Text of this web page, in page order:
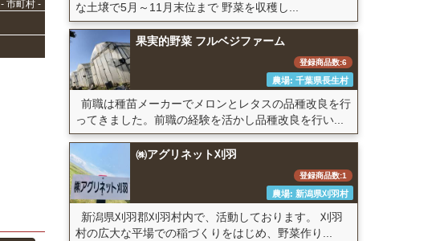
- 市町村 -
な土壌で5月～11月末位まで 野菜を収穫し...
果実的野菜 フルベジファーム
登録商品数:6
農場: 千葉県長生村
前職は種苗メーカーでメロンとレタスの品種改良を行
ってきました。前職の経験を活かし品種改良を行い...
㈱アグリネット刈羽
登録商品数:1
農場: 新潟県刈羽村
新潟県刈羽郡刈羽村内で、活動しております。 刈羽
村の広大な平場での稲づくりをはじめ、野菜作り...